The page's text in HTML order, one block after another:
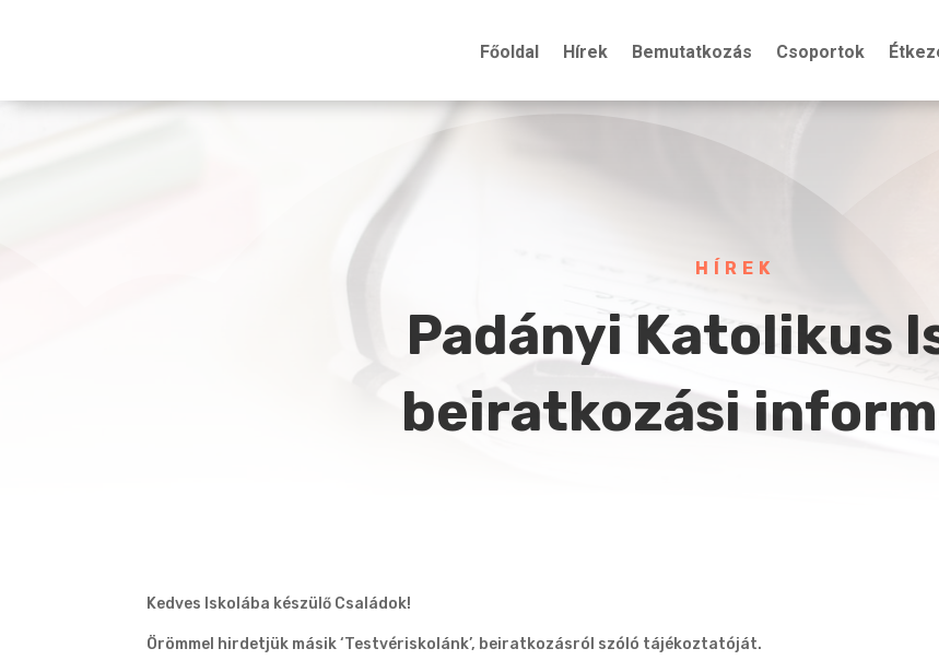
Főoldal Hírek Bemutatkozás Csoportok
HÍREK
Padányi Katolikus
beiratkozási
Kedves Iskolába készülő Családok!
Örömmel hirdetjük másik ‘Testvériskolánk’, beiratkozásról szóló tájékoztatóját.